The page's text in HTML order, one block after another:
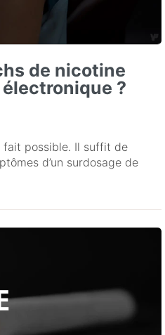
de nicotine
?
possible. Il suffit de
d’un surdosage de